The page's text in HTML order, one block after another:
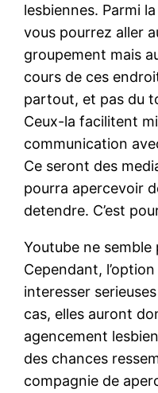
lesbiennes. Parmi
vous pourrez aller
groupement mais
cours de ces
partout, et pas du
Ceux-la facilitent
communication
Ce seront des
pourra apercevoir
detendre. C’est
Youtube ne semble
Cependant,
interesser
cas, elles auront
agencement
des chances
compagnie de